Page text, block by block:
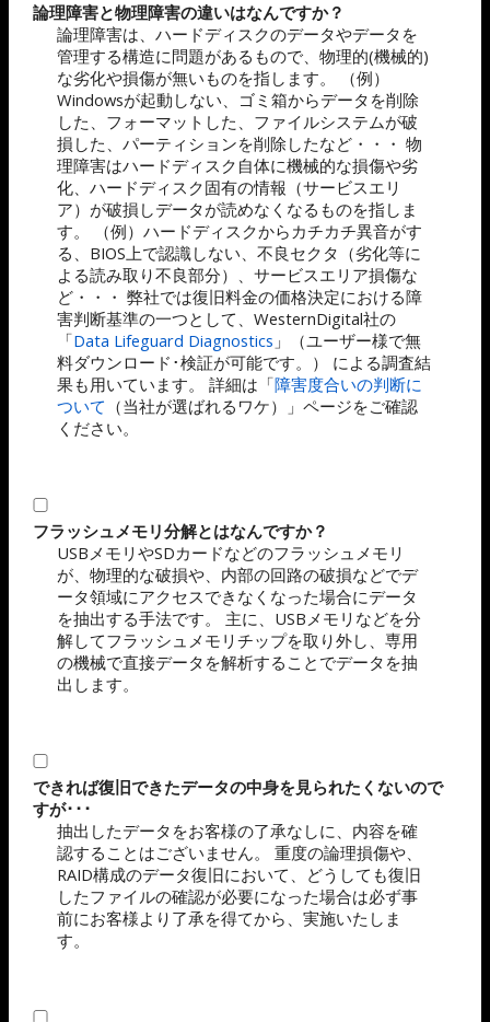
論理障害と物理障害の違いはなんですか？
論理障害は、ハードディスクのデータやデータを
管理する構造に問題があるもので、物理的(機械的)
な劣化や損傷が無いものを指します。 （例）
Windowsが起動しない、ゴミ箱からデータを削除
した、フォーマットした、ファイルシステムが破
損した、パーティションを削除したなど・・・ 物
理障害はハードディスク自体に機械的な損傷や劣
化、ハードディスク固有の情報（サービスエリ
ア）が破損しデータが読めなくなるものを指しま
す。 （例）ハードディスクからカチカチ異音がす
る、BIOS上で認識しない、不良セクタ（劣化等に
よる読み取り不良部分）、サービスエリア損傷な
ど・・・ 弊社では復旧料金の価格決定における障
害判断基準の一つとして、WesternDigital社の
「Data Lifeguard Diagnostics 」（ユーザー様で無
料ダウンロード･検証が可能です。） による調査結
果も用いています。 詳細は「障害度合いの判断に
ついて （当社が選ばれるワケ）」ページをご確認
ください。
フラッシュメモリ分解とはなんですか？
USBメモリやSDカードなどのフラッシュメモリ
が、物理的な破損や、内部の回路の破損などでデ
ータ領域にアクセスできなくなった場合にデータ
を抽出する手法です。 主に、USBメモリなどを分
解してフラッシュメモリチップを取り外し、専用
の機械で直接データを解析することでデータを抽
出します。
できれば復旧できたデータの中身を見られたくないので
すが･･･
抽出したデータをお客様の了承なしに、内容を確
認することはございません。 重度の論理損傷や、
RAID構成のデータ復旧において、どうしても復旧
したファイルの確認が必要になった場合は必ず事
前にお客様より了承を得てから、実施いたしま
す。